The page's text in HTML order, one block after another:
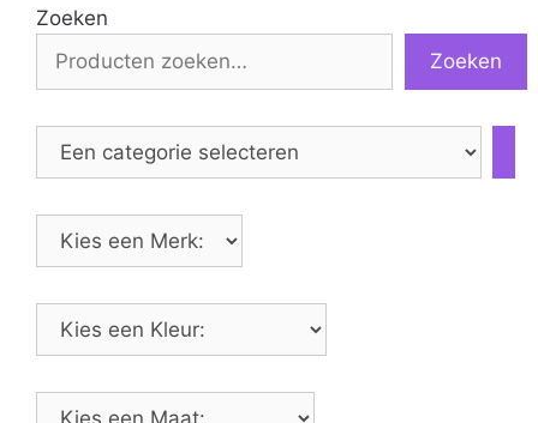
Zoeken
Zoeken
Een
categorie